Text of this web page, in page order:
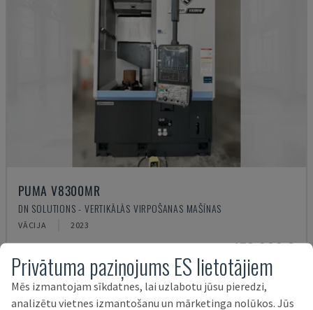
PUMA V8300MR
DN SOLUTIONS - VERTIKĀLĀS VIRPOŠANAS MAŠĪNAS
VĀCIJA 2023
150.000 €
Privātuma paziņojums ES lietotājiem
Mēs izmantojam sīkdatnes, lai uzlabotu jūsu pieredzi,
analizētu vietnes izmantošanu un mārketinga nolūkos. Jūs